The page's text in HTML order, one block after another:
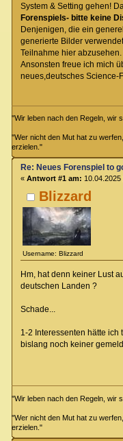
System & Setting gehen!
Forenspiels- bitte keine
Denjenigen, die ein
generierte Bilder
Teilnahme hier abzusehen.
Ansonsten freue ich mich
neues,deutsches Science-
"Wir leben nach den Regeln, wir
"Wer nicht den Mut hat zu
erzielen."
Blizzard
Username: Blizzard
Re: Neues Forenspiel to
« Antwort #1 am: 10.04.2025
Hm, hat denn keiner Lust
deutschen Landen ?
Schade...
1-2 Interessenten hätte
bislang noch keiner
"Wir leben nach den Regeln, wir
"Wer nicht den Mut hat zu
erzielen."